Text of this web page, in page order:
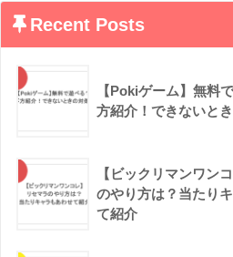
Recent Posts
【Pokiゲーム】無料
方紹介！できないと
【ビックリマンワン
のやり方は？当たり
て紹介